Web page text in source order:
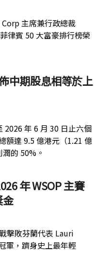
主席兼行政總裁
律賓 50 大富豪排行榜榮
中期股息相等於上
2026 年 6 月 30 日止六個
額達 9.5 億港元（1.21 億
的 50%。
年 WSOP 主賽
金
擊敗芬蘭代表 Lauri
軍，躋身史上最年輕